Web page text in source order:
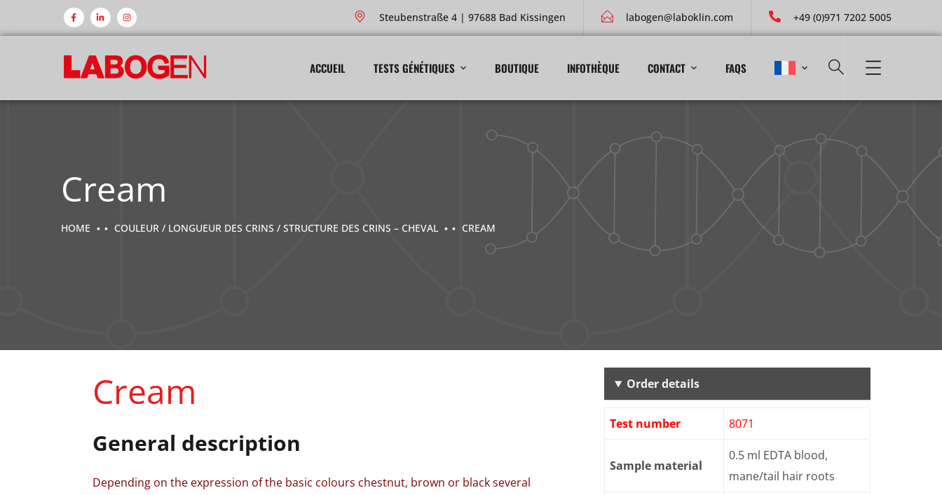
Steubenstraße 4 | 97688 Bad Kissingen labogen@laboklin.com +49 (0)971 7202 5005
ACCUEIL TESTS GÉNÉTIQUES BOUTIQUE INFOTHÈQUE CONTACT FAQS
Cream
HOME COULEUR / LONGUEUR DES CRINS / STRUCTURE DES CRINS – CHEVAL CREAM
Cream
General description
Depending on the expression of the basic colours chestnut, brown or black several
Order details
Test number 8071
Sample material
0.5 ml EDTA blood,
mane/tail hair roots